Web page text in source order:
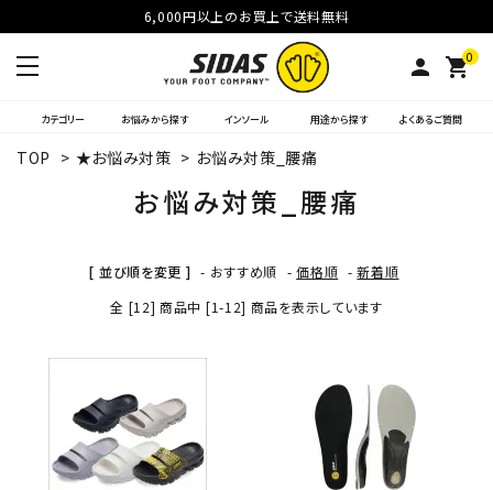
6,000円以上のお買上で送料無料
person 0
shopping_cart
カテゴリー お悩みから探す インソール 用途から探す よくあるご質問
TOP > ★お悩み対策 > お悩み対策_腰痛
お悩み対策_腰痛
[ 並び順を変更 ] - おすすめ順 -価格順 -新着順
全 [12] 商品中 [1-12] 商品を表示しています